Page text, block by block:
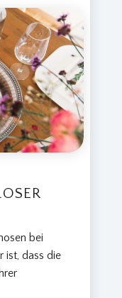
bei
ist, dass die